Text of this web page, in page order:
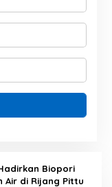
Biopori
Air di Rijang Pittu